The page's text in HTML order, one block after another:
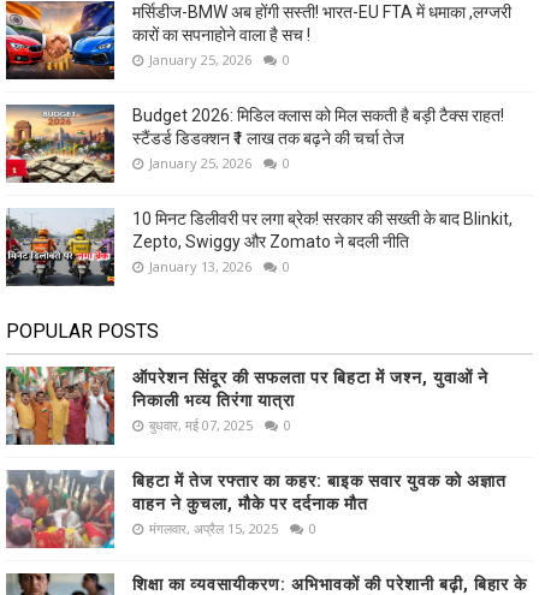
मर्सिडीज-BMW अब होंगी सस्ती! भारत-EU FTA में धमाका ,लग्जरी
कारों का सपनाहोने वाला है सच !
January 25, 2026 0
Budget 2026: मिडिल क्लास को मिल सकती है बड़ी टैक्स राहत!
स्टैंडर्ड डिडक्शन ₹1 लाख तक बढ़ने की चर्चा तेज
January 25, 2026 0
10 मिनट डिलीवरी पर लगा ब्रेक! सरकार की सख्ती के बाद Blinkit,
Zepto, Swiggy और Zomato ने बदली नीति
January 13, 2026 0
POPULAR POSTS
ऑपरेशन सिंदूर की सफलता पर बिहटा में जश्न, युवाओं ने
निकाली भव्य तिरंगा यात्रा
बुधवार, मई 07, 2025 0
बिहटा में तेज रफ्तार का कहर: बाइक सवार युवक को अज्ञात
वाहन ने कुचला, मौके पर दर्दनाक मौत
मंगलवार, अप्रैल 15, 2025 0
शिक्षा का व्यवसायीकरण: अभिभावकों की परेशानी बढ़ी, बिहार के